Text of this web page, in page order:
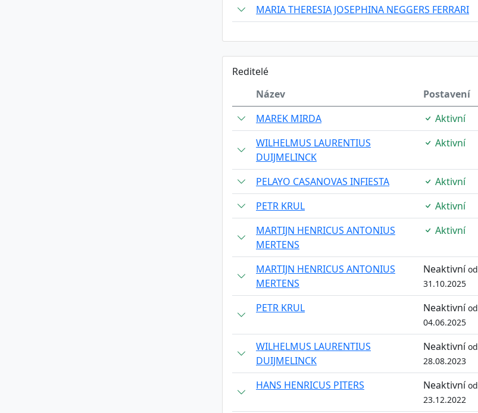
MARIA THERESIA JOSEPHINA NEGGERS FERRARI
Reditelé
Název
Postavení
MAREK MIRDA
Aktivní
WILHELMUS LAURENTIUS
DUIJMELINCK
Aktivní
PELAYO CASANOVAS INFIESTA Aktivní
PETR KRUL
Aktivní
MARTIJN HENRICUS ANTONIUS
MERTENS
Aktivní
MARTIJN HENRICUS ANTONIUS
MERTENS
Neaktivníod
31.10.2025
PETR KRUL Neaktivníod
04.06.2025
WILHELMUS LAURENTIUS
DUIJMELINCK
Neaktivníod
28.08.2023
HANS HENRICUS PITERS Neaktivníod
23.12.2022